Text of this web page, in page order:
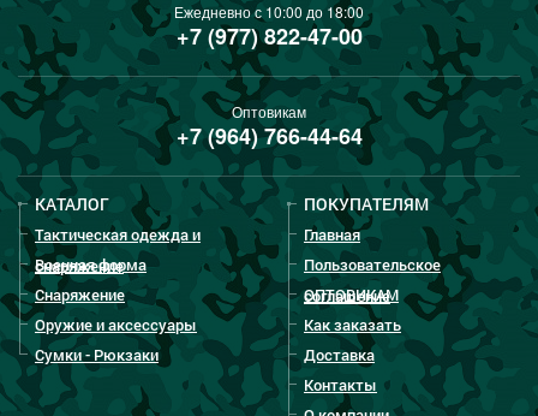
Ежедневно с 10:00 до 18:00
+7 (977) 822-47-00
Оптовикам
+7 (964) 766-44-64
КАТАЛОГ
Тактическая одежда и
снаряжение
Военная форма
Снаряжение
Оружие и аксессуары
Сумки - Рюкзаки
ПОКУПАТЕЛЯМ
Главная
Пользовательское
соглашение
ОПТОВИКАМ
Как заказать
Доставка
Контакты